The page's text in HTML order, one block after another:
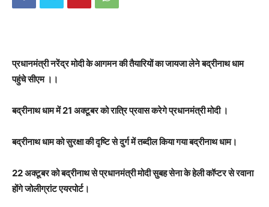
प्रधानमंत्री नरेंद्र मोदी के आगमन की तैयारियों का जायजा लेने बद्रीनाथ धाम
पहुंचे सीएम ।।
बद्रीनाथ धाम में 21 अक्टूबर को रात्रि प्रवास करेगे प्रधानमंत्री मोदी ।
बद्रीनाथ धाम को सुरक्षा की दृष्टि से दुर्ग में तब्दील किया गया बद्रीनाथ धाम।
22 अक्टूबर को बद्रीनाथ से प्रधानमंत्री मोदी सुबह सेना के हेली कॉप्टर से रवाना
होंगे जोलीग्रांट एयरपोर्ट।